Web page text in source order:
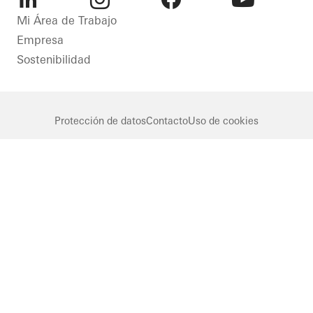
Protección
solar
Protección
contra
Seguridad
LinkedIn Instagram
Mi Área de Trabajo
Empresa
Sostenibilidad
Protección de datosContactoUso de cookies